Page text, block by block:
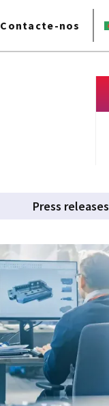
Contacte-nos
Press releases